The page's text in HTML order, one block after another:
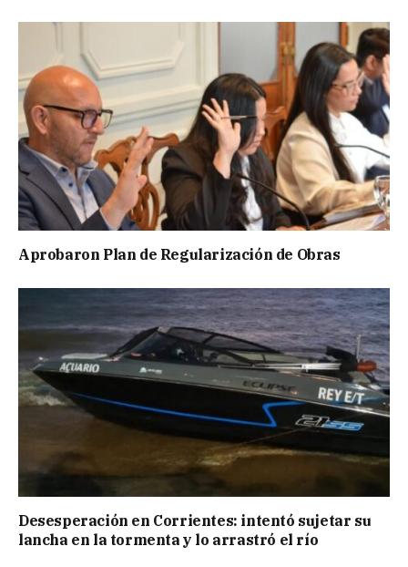
Aprobaron Plan de Regularización de Obras
Desesperación en Corrientes: intentó sujetar su
lancha en la tormenta y lo arrastró el río